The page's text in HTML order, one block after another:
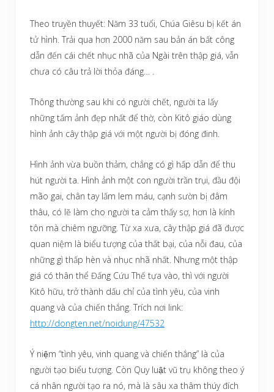
Theo truyền thuyết: Năm 33 tuổi, Chúa Giêsu bị kết án
tử hình. Trải qua hơn 2000 năm sau bản án bất công
dẫn đến cái chết nhục nhã của Ngài trên thập giá, vẫn
chưa có câu trả lời thỏa đáng… .
Thông thường sau khi có người chết, người ta lấy
những tấm ảnh đẹp nhất để thờ, còn Kitô giáo dùng
hình ảnh cây thập giá với một người bị đóng đinh.
Hình ảnh vừa buồn thảm, chẳng có gì hấp dẫn để thu
hút người ta. Hình ảnh một con người trần trụi, đầu đội
mão gai, chân tay lấm lem máu, cạnh sườn bị đâm
thâu, có lẽ làm cho người ta cảm thấy sợ, hơn là kính
tôn mà chiêm ngưỡng. Từ xa xưa, cây thập giá đã được
quan niệm là biểu tượng của thất bại, của nỗi đau, của
những gì thấp hèn và nhục nhã nhất. Nhưng một thập
giá có thân thể Đấng Cứu Thế tựa vào, thì với người
Kitô hữu, trở thành dấu chỉ của tình yêu, của vinh
quang và của chiến thắng. Trích nơi link:
http://dongten.net/noidung/47532
Ý niệm “tình yêu, vinh quang và chiến thắng” là của
người tạo biểu tượng. Còn Quy luật vũ trụ không theo ý
cá nhân người tạo ra nó, mà là sâu xa thâm thúy đích